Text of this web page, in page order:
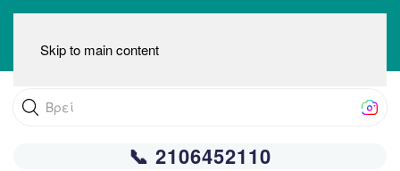
Skip to main content
Βρείτε αυτό
📞 2106452110